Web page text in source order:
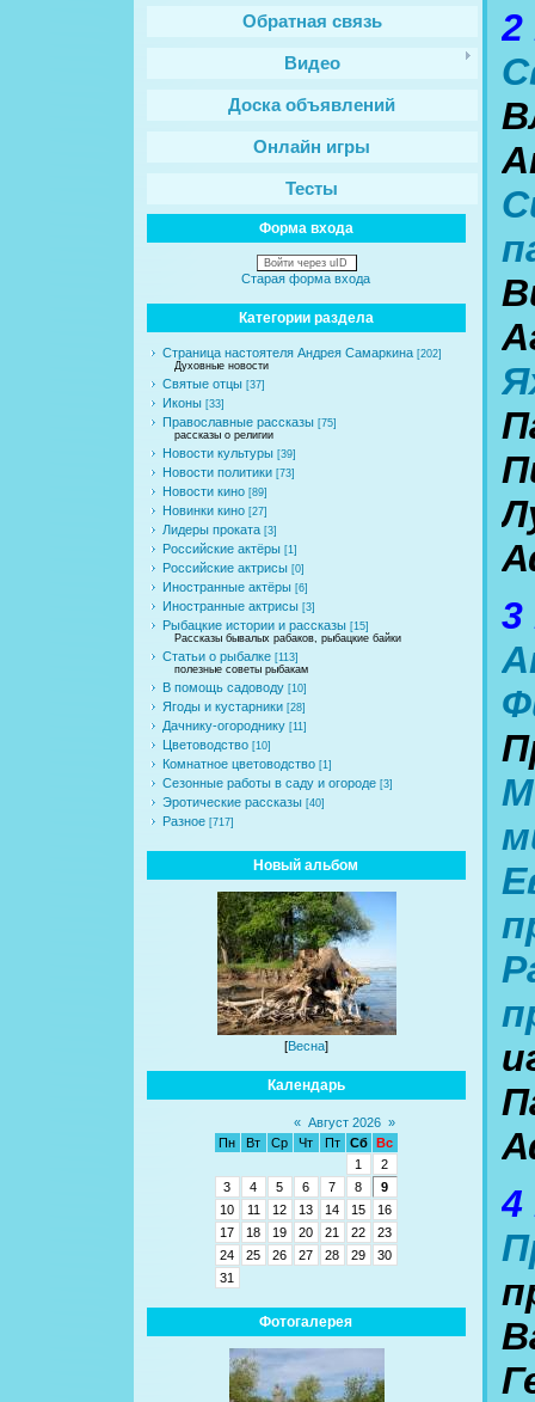
Обратная связь
Видео
Доска объявлений
Онлайн игры
Тесты
Форма входа
Войти через uID
Старая форма входа
Категории раздела
Страница настоятеля Андрея Самаркина [202]
Духовные новости
Святые отцы [37]
Иконы [33]
Православные рассказы [75]
рассказы о религии
Новости культуры [39]
Новости политики [73]
Новости кино [89]
Новинки кино [27]
Лидеры проката [3]
Российские актёры [1]
Российские актрисы [0]
Иностранные актёры [6]
Иностранные актрисы [3]
Рыбацкие истории и рассказы [15]
Рассказы бывалых рабаков, рыбацкие байки
Статьи о рыбалке [113]
полезные советы рыбакам
В помощь садоводу [10]
Ягоды и кустарники [28]
Дачнику-огороднику [11]
Цветоводство [10]
Комнатное цветоводство [1]
Сезонные работы в саду и огороде [3]
Эротические рассказы [40]
Разное [717]
Новый альбом
[Весна]
Календарь
« Август 2026 »
Пн
Вт Ср Чт Пт Сб
Вс
1
2
3
4 5 6 7 8
9
10
11 12 13 14 15
16
17
18 19 20 21 22
23
24
25 26 27 28 29
30
31
Фотогалерея
2
3
4